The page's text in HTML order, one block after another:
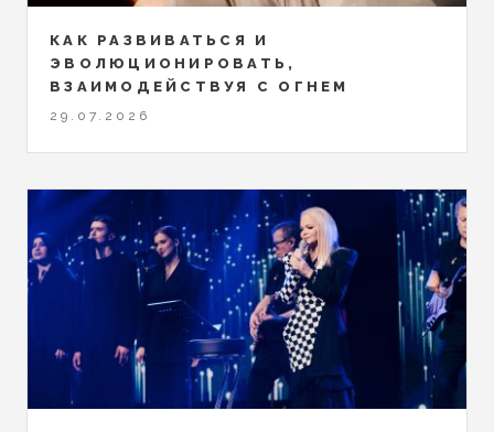
КАК РАЗВИВАТЬСЯ И
ЭВОЛЮЦИОНИРОВАТЬ,
ВЗАИМОДЕЙСТВУЯ С ОГНЕМ
29.07.2026